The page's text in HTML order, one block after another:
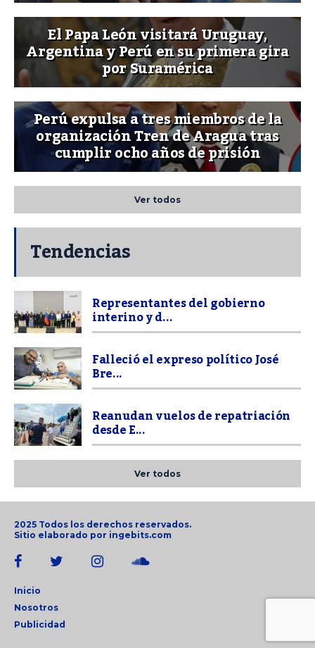
El Papa León visitará Uruguay,
Argentina y Perú en su primera gira
por Suramérica
Perú expulsa a tres miembros de la
organización Tren de Aragua tras
cumplir ocho años de prisión
Ver todos
Tendencias
Representantes del gobierno
interino y d...
Falleció el expreso político José
Bre...
Reanudan vuelos de repatriación
desde E...
Ver todos
2025 Todos los derechos reservados.
Sitio elaborado por ingebits.com
Inicio
Nosotros
Publicidad